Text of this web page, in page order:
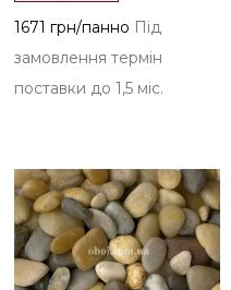
1671 грн/панно Під
замовлення термін
поставки до 1,5 міс.